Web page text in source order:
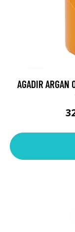
AGADIR ARGAN